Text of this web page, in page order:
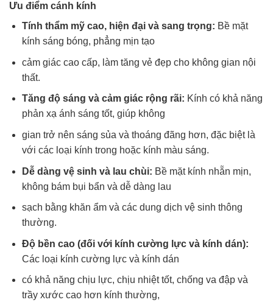
Ưu điểm cánh kính
Tính thẩm mỹ cao, hiện đại và sang trọng: Bề mặt
kính sáng bóng, phẳng mịn tạo
cảm giác cao cấp, làm tăng vẻ đẹp cho không gian nội
thất.
Tăng độ sáng và cảm giác rộng rãi: Kính có khả năng
phản xạ ánh sáng tốt, giúp không
gian trở nên sáng sủa và thoáng đãng hơn, đặc biệt là
với các loại kính trong hoặc kính màu sáng.
Dễ dàng vệ sinh và lau chùi: Bề mặt kính nhẵn mịn,
không bám bụi bẩn và dễ dàng lau
sạch bằng khăn ẩm và các dung dịch vệ sinh thông
thường.
Độ bền cao (đối với kính cường lực và kính dán):
Các loại kính cường lực và kính dán
có khả năng chịu lực, chịu nhiệt tốt, chống va đập và
trầy xước cao hơn kính thường,